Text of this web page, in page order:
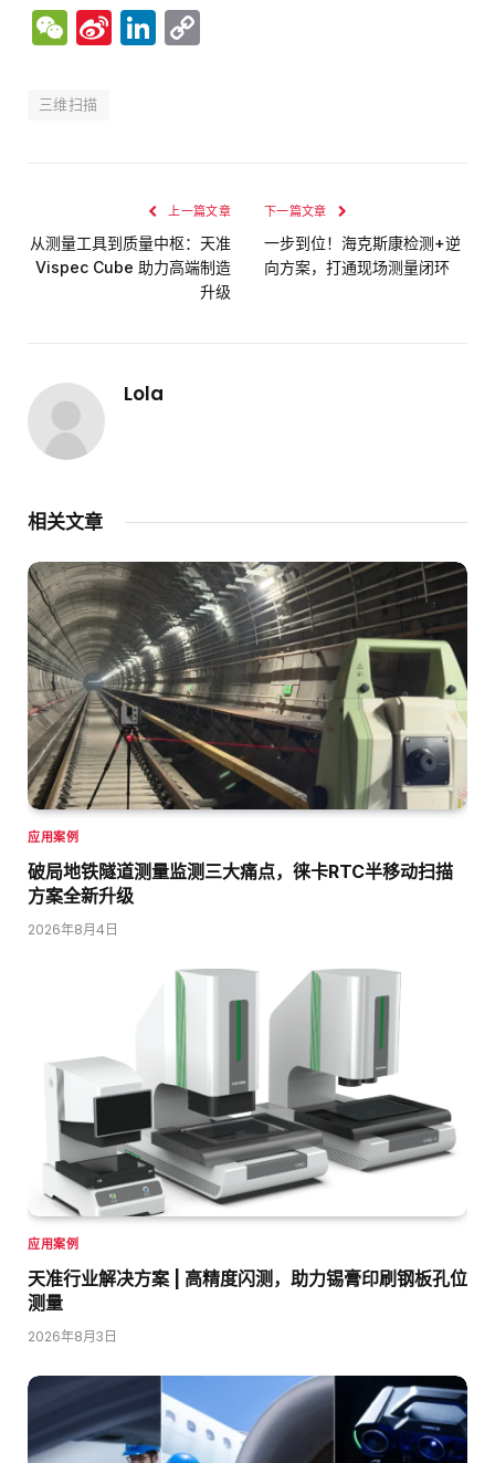
WeChat
Sina
Weibo
LinkedIn
三维扫描
上一篇文章
从测量工具到质量中枢：天准
Vispec Cube 助力高端制造
升级
下一篇文章
一步到位！海克斯康检测+逆
向方案，打通现场测量闭环
Lola
相关文章
应用案例
破局地铁隧道测量监测三大痛点，徕卡RTC半移动扫描
方案全新升级
2026年8月4日
应用案例
天准行业解决方案 | 高精度闪测，助力锡膏印刷钢板孔位
测量
2026年8月3日